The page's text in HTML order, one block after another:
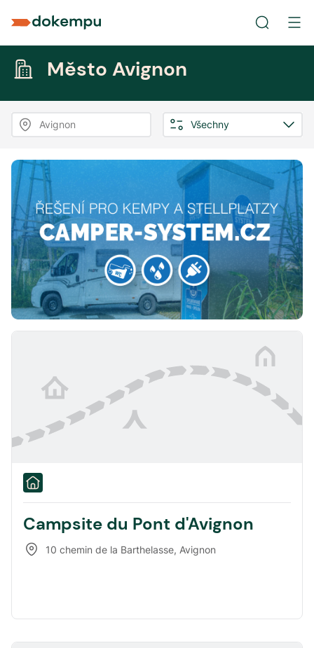
Město Avignon
Avignon Všechny
Campsite du Pont d'Avignon
10 chemin de la Barthelasse, Avignon